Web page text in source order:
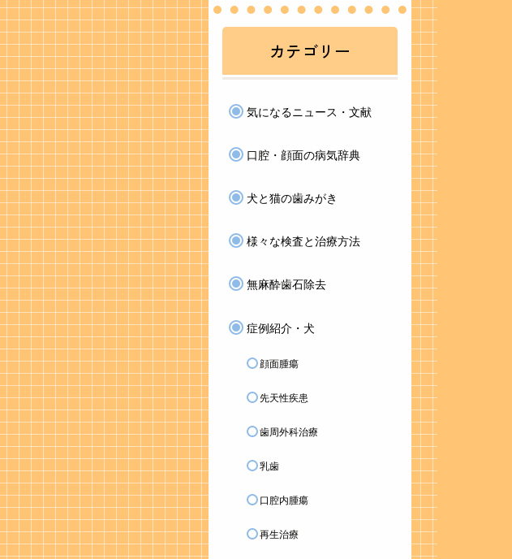
カテゴリー
気になるニュース・文献
口腔・顔面の病気辞典
犬と猫の歯みがき
様々な検査と治療方法
無麻酔歯石除去
症例紹介・犬
顔面腫瘍
先天性疾患
歯周外科治療
乳歯
口腔内腫瘍
再生治療